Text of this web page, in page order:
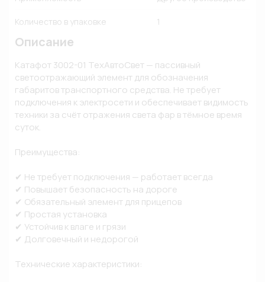
Количество в упаковке 1
Описание
Катафот 3002-01 ТехАвтоСвет — пассивный
светоотражающий элемент для обозначения
габаритов транспортного средства. Не требует
подключения к электросети и обеспечивает видимость
техники за счёт отражения света фар в тёмное время
суток.
Преимущества:
✔ Не требует подключения — работает всегда
✔ Повышает безопасность на дороге
✔ Обязательный элемент для прицепов
✔ Простая установка
✔ Устойчив к влаге и грязи
✔ Долговечный и недорогой
Технические характеристики: